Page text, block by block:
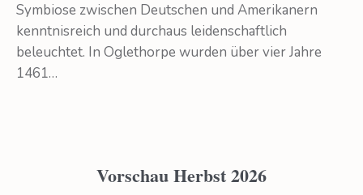
Symbiose zwischen Deutschen und Amerikanern
kenntnisreich und durchaus leidenschaftlich
beleuchtet. In Oglethorpe wurden über vier Jahre
1461…
Vorschau Herbst 2026